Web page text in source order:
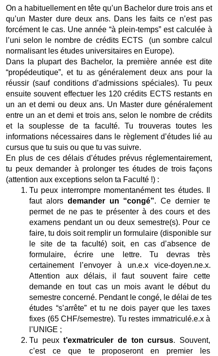
On a habituellement en tête qu’un Bachelor dure trois ans et
qu’un Master dure deux ans. Dans les faits ce n’est pas
forcément le cas. Une année “à plein-temps” est calculée à
l’uni selon le nombre de crédits ECTS  (un sombre calcul
normalisant les études universitaires en Europe).
Dans la plupart des Bachelor, la première année est dite
“propédeutique”, et tu as généralement deux ans pour la
réussir (sauf conditions d’admissions spéciales). Tu peux
ensuite souvent effectuer les 120 crédits ECTS restants en
un an et demi ou deux ans. Un Master dure généralement
entre un an et demi et trois ans, selon le nombre de crédits
et la souplesse de ta faculté. Tu trouveras toutes les
informations nécessaires dans le règlement d’études lié au
cursus que tu suis ou que tu vas suivre.
En plus de ces délais d’études prévus réglementairement,
tu peux demander à prolonger tes études de trois façons
(attention aux exceptions selon ta Faculté !) :
Tu peux interrompre momentanément tes études. Il
faut alors demander un “congé”. Ce dernier te
permet de ne pas te présenter à des cours et des
examens pendant un ou deux semestre(s). Pour ce
faire, tu dois soit remplir un formulaire (disponible sur
le site de ta faculté) soit, en cas d’absence de
formulaire, écrire une lettre. Tu devras très
certainement l’envoyer à un.e.x vice-doyen.ne.x.
Attention aux délais, il faut souvent faire cette
demande en tout cas un mois avant le début du
semestre concerné. Pendant le congé, le délai de tes
études “s’arrête” et tu ne dois payer que les taxes
fixes (65 CHF/semestre). Tu restes immatriculé.e.x à
l’UNIGE ;
Tu peux t’exmatriculer de ton cursus. Souvent,
c’est ce que te proposeront en premier les